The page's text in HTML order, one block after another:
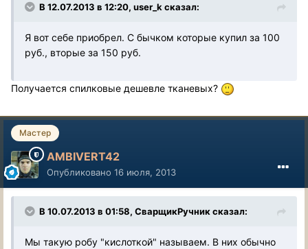
В 12.07.2013 в 12:20, user_k сказал:
Я вот себе приобрел. С бычком которые купил за 100
руб., вторые за 150 руб.
Получается спилковые дешевле тканевых?
Мастер
AMBIVERT42
Опубликовано 16 июля, 2013
В 10.07.2013 в 01:58, СварщикРучник сказал:
Мы такую робу "кислоткой" называем. В них обычно